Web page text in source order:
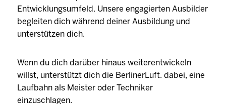
Entwicklungsumfeld. Unsere engagierten Ausbilder
begleiten dich während deiner Ausbildung und
unterstützen dich.
Wenn du dich darüber hinaus weiterentwickeln
willst, unterstützt dich die BerlinerLuft. dabei, eine
Laufbahn als Meister oder Techniker
einzuschlagen.